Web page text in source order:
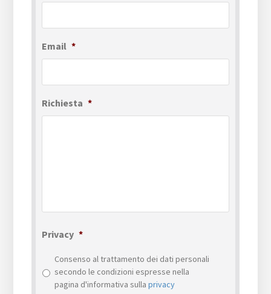
Email *
Richiesta *
Privacy *
Consenso al trattamento dei dati personali
secondo le condizioni espresse nella
pagina d'informativa sullaprivacy